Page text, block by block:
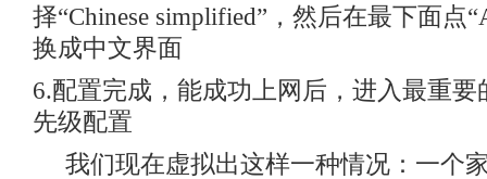
择“Chinese simplified”，然后在最下面点
换成中文界面
6.配置完成，能成功上网后，进入最重
先级配置
我们现在虚拟出这样一种情况：一个